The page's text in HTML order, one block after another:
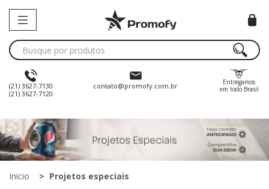
(21) 3627-7130
(21) 3627-7120
contato@promofy.com.br
Entregamos
em todo Brasil
Inicio Projetos especiais